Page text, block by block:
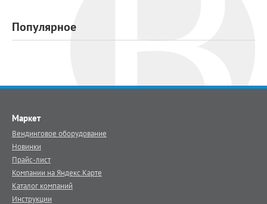
Популярное
Маркет
Вендинговое оборудование
Новинки
Прайс-лист
Компании на Яндекс.Карте
Каталог компаний
Инструкции